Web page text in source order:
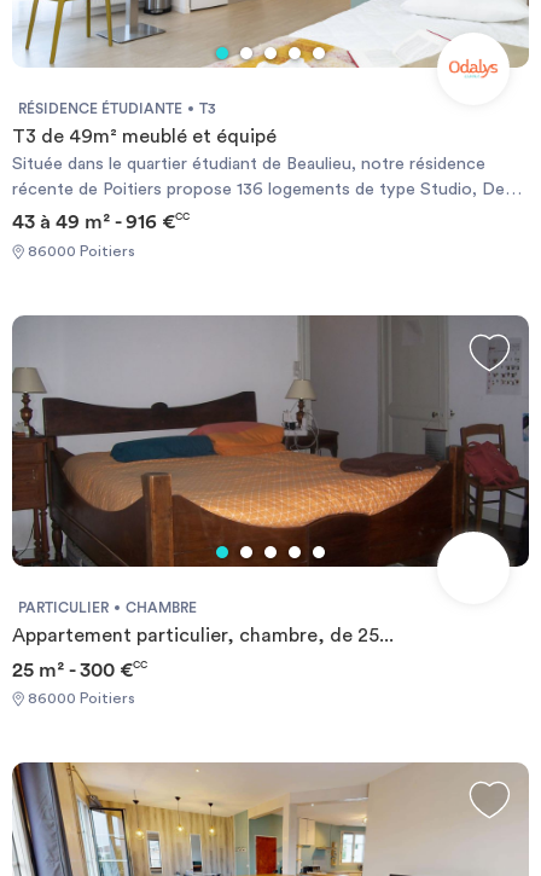
RÉSIDENCE ÉTUDIANTE T3
T3 de 49m² meublé et équipé
Située dans le quartier étudiant de Beaulieu, notre résidence
récente de Poitiers propose 136 logements de type Studio, Deux
pièces et Trois pièces allant de 19 à 45m². Au cœur d’une allée
paysagère, les étudiants profiteront d’un cadre d’études privilégié,
avec notamment de beaux espaces communs et un large choix
(1, 11 et 15) permet un accès rapide jusqu’au centre-ville et
cuisine avec micro-ondes, plaque de cuisson vitrocéramique,
réfrigérateur, hotte et vaisselle, d’une salle d’eau avec WC et
sèche serviette, et d’un salon-chambre meublé. Toutes charges
comprises (hors électricité).
43 à 49 m² - 916 €CC
86000 Poitiers
PARTICULIER CHAMBRE
Appartement particulier, chambre, de 25...
25 m² - 300 €CC
86000 Poitiers